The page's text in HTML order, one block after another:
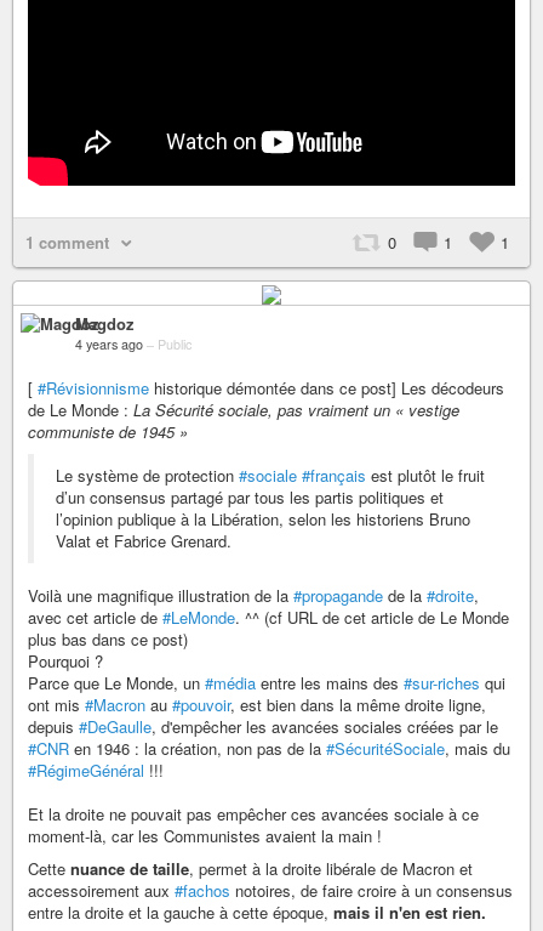
1 comment 0 1 1
Magdoz
4 years ago – Public
[ #Révisionnisme historique démontée dans ce post] Les décodeurs
de Le Monde : La Sécurité sociale, pas vraiment un « vestige
communiste de 1945 »
Le système de protection #sociale #français est plutôt le fruit
d’un consensus partagé par tous les partis politiques et
l’opinion publique à la Libération, selon les historiens Bruno
Valat et Fabrice Grenard.
Voilà une magnifique illustration de la #propagande de la #droite,
avec cet article de #LeMonde. ^^ (cf URL de cet article de Le Monde
plus bas dans ce post)
Pourquoi ?
Parce que Le Monde, un #média entre les mains des #sur-riches qui
ont mis #Macron au #pouvoir, est bien dans la même droite ligne,
depuis #DeGaulle, d'empêcher les avancées sociales créées par le
#CNR en 1946 : la création, non pas de la #SécuritéSociale, mais du
#RégimeGénéral !!!
Et la droite ne pouvait pas empêcher ces avancées sociale à ce
moment-là, car les Communistes avaient la main !
Cette nuance de taille, permet à la droite libérale de Macron et
accessoirement aux #fachos notoires, de faire croire à un consensus
entre la droite et la gauche à cette époque, mais il n'en est rien.